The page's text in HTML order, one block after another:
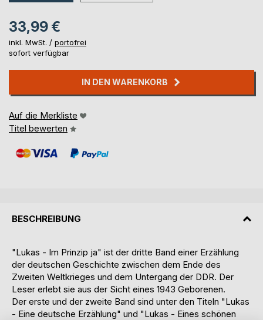
33,99 €
inkl. MwSt. / portofrei
sofort verfügbar
IN DEN WARENKORB
Auf die Merkliste
Titel bewerten
BESCHREIBUNG
"Lukas - Im Prinzip ja" ist der dritte Band einer Erzählung
der deutschen Geschichte zwischen dem Ende des
Zweiten Weltkrieges und dem Untergang der DDR. Der
Leser erlebt sie aus der Sicht eines 1943 Geborenen.
Der erste und der zweite Band sind unter den Titeln "Lukas
- Eine deutsche Erzählung" und "Lukas - Eines schönen